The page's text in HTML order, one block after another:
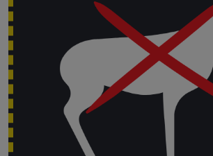
Kapcsolatfelvétel
Regisztráció/Belépés